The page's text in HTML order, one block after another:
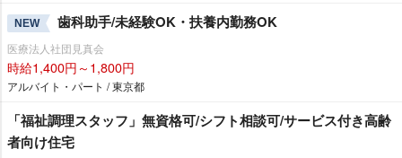
NEW 歯科助手/未経験OK・扶養内勤務OK
医療法人社団見真会
時給1,400円～1,800円
アルバイト・パート / 東京都
「福祉調理スタッフ」無資格可/シフト相談可/サービス付き高齢
者向け住宅